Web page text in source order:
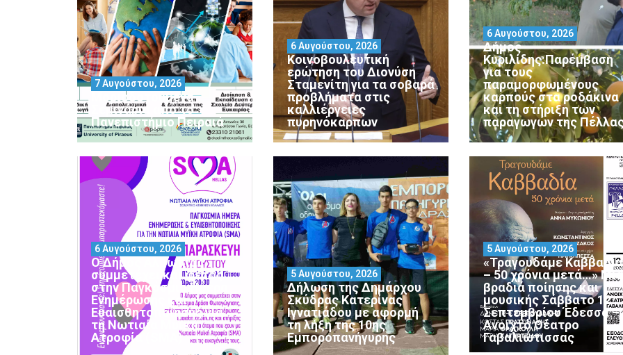
Μοριοδοτούμενα
Σεμινάρια από το
Πανεπιστήμιο Πειραιά
7 Αυγούστου, 2026
Κοινοβουλευτική
ερώτηση του Διονύση
Σταμενίτη για τα σοβαρά
προβλήματα στις
καλλιέργειες
πυρηνόκαρπων
6 Αυγούστου, 2026
Δήμος
Κυριλίδης:Παρέμβαση
για τους
παραμορφωμένους
καρπούς στα ροδάκινα
και τη στήριξη των
παραγωγών της
6 Αυγούστου, 2026
Ο Δήμος Αλμωπίας
συμμετέχει και φέτος
στην Παγκόσμια Ημέρα
Ενημέρωσης και
Ευαισθητοποίησης για
τη Νωτιαία Μυϊκή
Ατροφία (SMA)
6 Αυγούστου, 2026
Δήλωση της Δημάρχου
Σκύδρας Κατερίνας
Ιγνατιάδου με αφορμή
τη λήξη της 10ης
Εμποροπανήγυρης
5 Αυγούστου, 2026
«Τραγουδάμε Καββαδία
– 50 χρόνια μετά…» Μια
βραδιά ποίησης και
μουσικής Σάββατο 12
Σεπτεμβρίου Έδεσσα –
Ανοιχτό Θέατρο
Γαβαλιώτισσας
5 Αυγούστου, 2026